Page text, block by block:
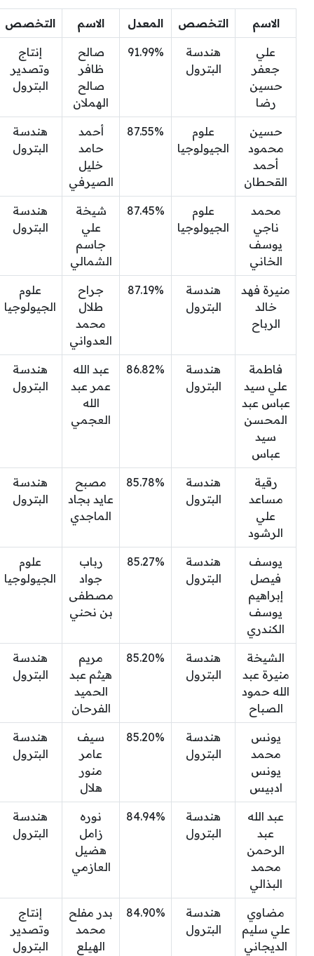
الاسم التخصص المعدل الاسم التخصص
علي
جعفر
حسين
رضا
هندسة
البترول
91.99%
صالح
ظافر
صالح
الهملان
إنتاج
وتصدير
البترول
حسين
محمود
أحمد
القحطان
علوم
الجيولوجيا
87.55%
أحمد
حامد
خليل
الصيرفي
هندسة
البترول
محمد
ناجي
يوسف
الخاني
علوم
الجيولوجيا
87.45%
شيخة
علي
جاسم
الشمالي
هندسة
البترول
منيرة فهد
خالد
الرباح
هندسة
البترول
87.19%
جراح
طلال
محمد
العدواني
علوم
الجيولوجيا
فاطمة
علي سيد
عباس عبد
المحسن
سيد
عباس
هندسة
البترول
86.82%
عبد الله
عمر عبد
الله
العجمي
هندسة
البترول
رقية
مساعد
علي
الرشود
هندسة
البترول
85.78%
مصبح
عايد بجاد
الماجدي
هندسة
البترول
يوسف
فيصل
إبراهيم
يوسف
الكندري
هندسة
البترول
85.27%
رباب
جواد
مصطفى
بن نحني
علوم
الجيولوجيا
الشيخة
منيرة عبد
الله حمود
الصباح
هندسة
البترول
85.20%
مريم
هيثم عبد
الحميد
الفرحان
هندسة
البترول
يونس
محمد
يونس
ادبيس
هندسة
البترول
85.20%
سيف
عامر
منور
هلال
هندسة
البترول
عبد الله
عبد
الرحمن
محمد
البذالي
هندسة
البترول
84.94%
نوره
زامل
هضيل
العازمي
هندسة
البترول
مضاوي
علي سليم
الديجاني
هندسة
البترول
84.90%
بدر مفلح
محمد
الهيلع
إنتاج
وتصدير
البترول